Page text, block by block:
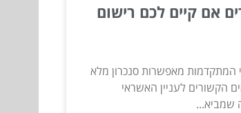
אם קיים לכם רישום
המתקדמות מאפשרות סנכרון מלא
הקשורים לעניין האשראי
שמביא...